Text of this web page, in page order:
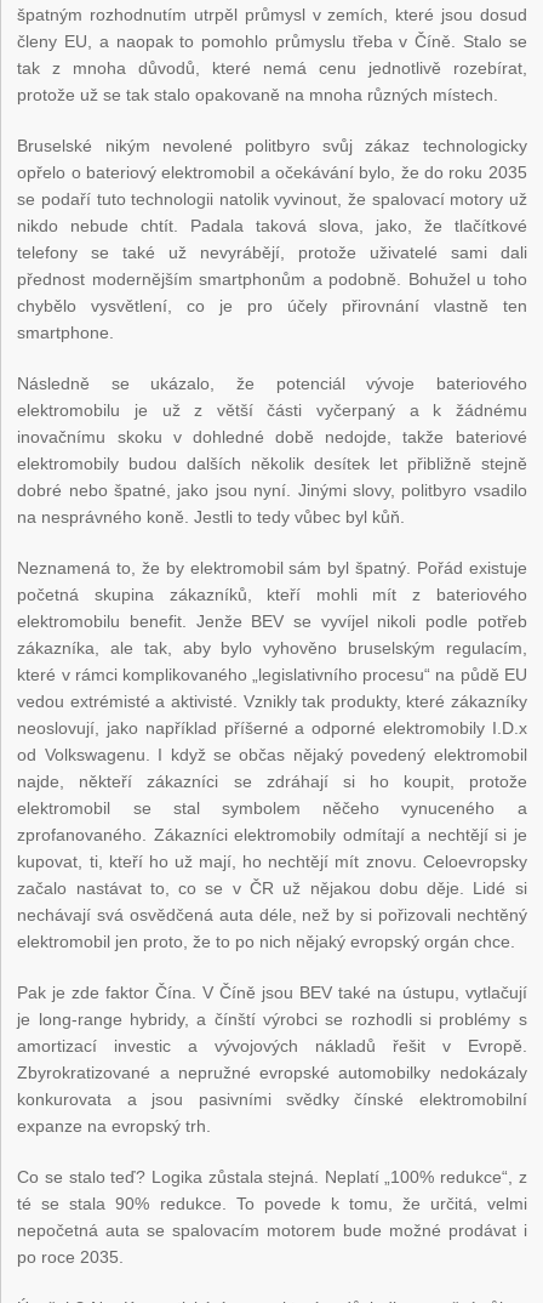
špatným rozhodnutím utrpěl průmysl v zemích, které jsou dosud
členy EU, a naopak to pomohlo průmyslu třeba v Číně. Stalo se
tak z mnoha důvodů, které nemá cenu jednotlivě rozebírat,
protože už se tak stalo opakovaně na mnoha různých místech.
Bruselské nikým nevolené politbyro svůj zákaz technologicky
opřelo o bateriový elektromobil a očekávání bylo, že do roku 2035
se podaří tuto technologii natolik vyvinout, že spalovací motory už
nikdo nebude chtít. Padala taková slova, jako, že tlačítkové
telefony se také už nevyrábějí, protože uživatelé sami dali
přednost modernějším smartphonům a podobně. Bohužel u toho
chybělo vysvětlení, co je pro účely přirovnání vlastně ten
smartphone.
Následně se ukázalo, že potenciál vývoje bateriového
elektromobilu je už z větší části vyčerpaný a k žádnému
inovačnímu skoku v dohledné době nedojde, takže bateriové
elektromobily budou dalších několik desítek let přibližně stejně
dobré nebo špatné, jako jsou nyní. Jinými slovy, politbyro vsadilo
na nesprávného koně. Jestli to tedy vůbec byl kůň.
Neznamená to, že by elektromobil sám byl špatný. Pořád existuje
početná skupina zákazníků, kteří mohli mít z bateriového
elektromobilu benefit. Jenže BEV se vyvíjel nikoli podle potřeb
zákazníka, ale tak, aby bylo vyhověno bruselským regulacím,
které v rámci komplikovaného „legislativního procesu“ na půdě EU
vedou extrémisté a aktivisté. Vznikly tak produkty, které zákazníky
neoslovují, jako například příšerné a odporné elektromobily I.D.x
od Volkswagenu. I když se občas nějaký povedený elektromobil
najde, někteří zákazníci se zdráhají si ho koupit, protože
elektromobil se stal symbolem něčeho vynuceného a
zprofanovaného. Zákazníci elektromobily odmítají a nechtějí si je
kupovat, ti, kteří ho už mají, ho nechtějí mít znovu. Celoevropsky
začalo nastávat to, co se v ČR už nějakou dobu děje. Lidé si
nechávají svá osvědčená auta déle, než by si pořizovali nechtěný
elektromobil jen proto, že to po nich nějaký evropský orgán chce.
Pak je zde faktor Čína. V Číně jsou BEV také na ústupu, vytlačují
je long-range hybridy, a čínští výrobci se rozhodli si problémy s
amortizací investic a vývojových nákladů řešit v Evropě.
Zbyrokratizované a nepružné evropské automobilky nedokázaly
konkurovata a jsou pasivními svědky čínské elektromobilní
expanze na evropský trh.
Co se stalo teď? Logika zůstala stejná. Neplatí „100% redukce“, z
té se stala 90% redukce. To povede k tomu, že určitá, velmi
nepočetná auta se spalovacím motorem bude možné prodávat i
po roce 2035.